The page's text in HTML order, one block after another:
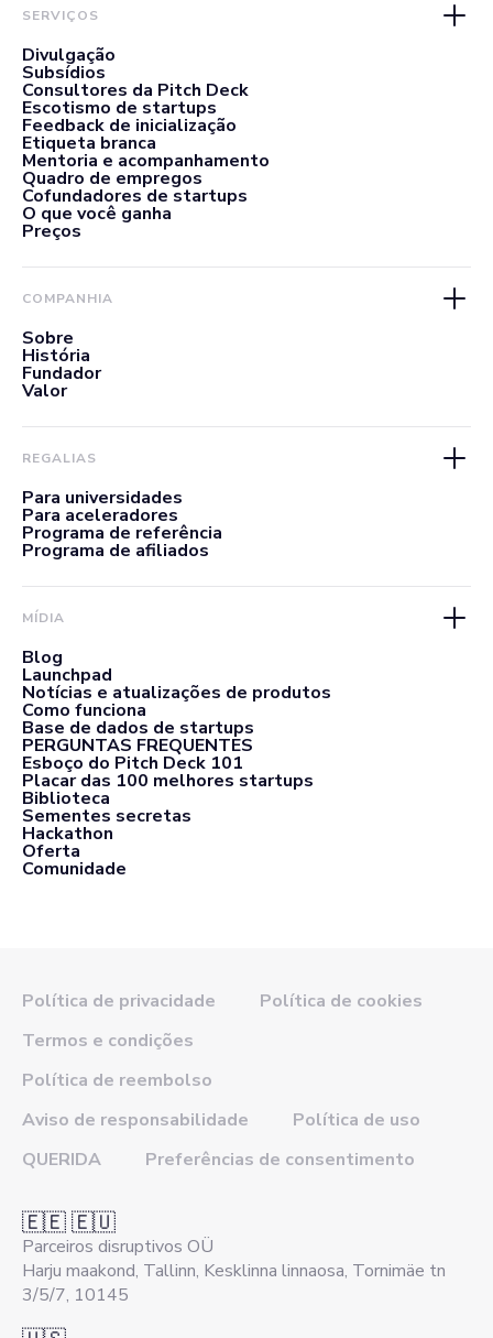
SERVIÇOS
Divulgação
Subsídios
Consultores da Pitch Deck
Escotismo de startups
Feedback de inicialização
Etiqueta branca
Mentoria e acompanhamento
Quadro de empregos
Cofundadores de startups
O que você ganha
Preços
COMPANHIA
Sobre
História
Fundador
Valor
REGALIAS
Para universidades
Para aceleradores
Programa de referência
Programa de afiliados
MÍDIA
Blog
Launchpad
Notícias e atualizações de produtos
Como funciona
Base de dados de startups
PERGUNTAS FREQUENTES
Esboço do Pitch Deck 101
Placar das 100 melhores startups
Biblioteca
Sementes secretas
Hackathon
Oferta
Comunidade
Política de privacidade
Política de cookies
Termos e condições
Política de reembolso
Aviso de responsabilidade
Política de uso
QUERIDA
Preferências de consentimento
🇪🇪 🇪🇺
Parceiros disruptivos OÜ
Harju maakond, Tallinn, Kesklinna linnaosa, Tornimäe tn
3/5/7, 10145